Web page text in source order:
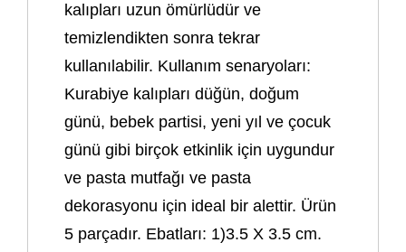
kalıpları uzun ömürlüdür ve
temizlendikten sonra tekrar
kullanılabilir. Kullanım senaryoları:
Kurabiye kalıpları düğün, doğum
günü, bebek partisi, yeni yıl ve çocuk
günü gibi birçok etkinlik için uygundur
ve pasta mutfağı ve pasta
dekorasyonu için ideal bir alettir. Ürün
5 parçadır. Ebatları: 1)3.5 X 3.5 cm.